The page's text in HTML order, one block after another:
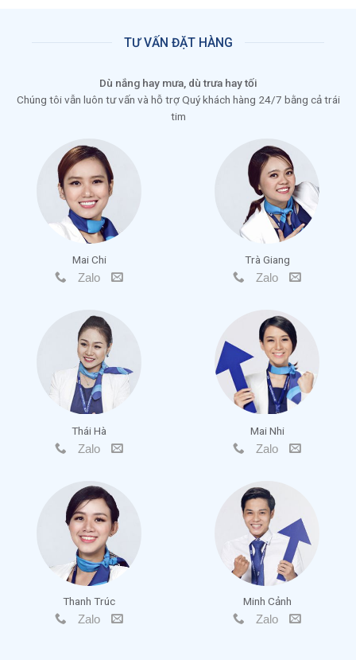
TƯ VẤN ĐẶT HÀNG
Dù nắng hay mưa, dù trưa hay tối
Chúng tôi vẫn luôn tư vấn và hỗ trợ Quý khách hàng 24/7 bằng cả trái
tim
Mai Chi
Zalo
Trà Giang
Zalo
Thái Hà
Zalo
Mai Nhi
Zalo
Thanh Trúc
Zalo
Minh Cảnh
Zalo